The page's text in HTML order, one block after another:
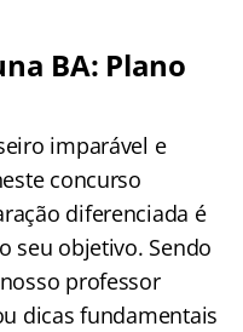
BA: Plano
imparável e
concurso
diferenciada é
seu objetivo. Sendo
professor
dicas fundamentais